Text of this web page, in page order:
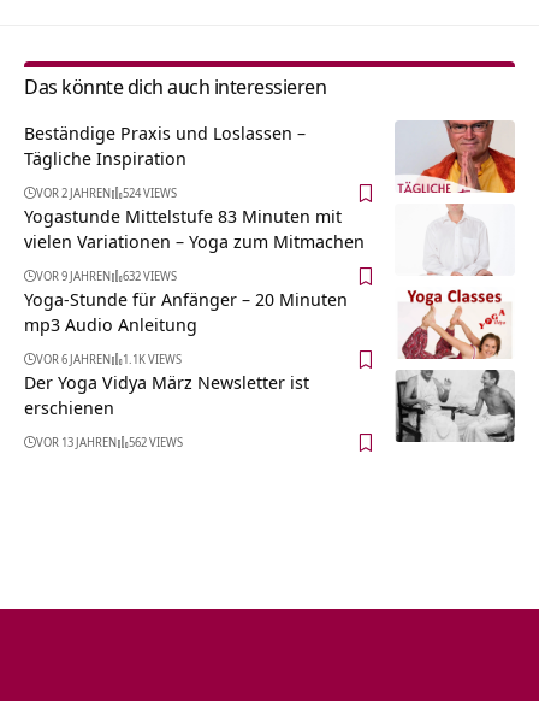
Das könnte dich auch interessieren
Beständige Praxis und Loslassen –
Tägliche Inspiration
VOR 2 JAHREN 524 VIEWS
Yogastunde Mittelstufe 83 Minuten mit
vielen Variationen – Yoga zum Mitmachen
VOR 9 JAHREN 632 VIEWS
Yoga-Stunde für Anfänger – 20 Minuten
mp3 Audio Anleitung
VOR 6 JAHREN 1.1K VIEWS
Der Yoga Vidya März Newsletter ist
erschienen
VOR 13 JAHREN 562 VIEWS